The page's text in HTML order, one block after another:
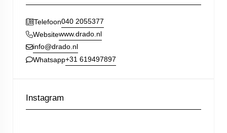
Telefoon040 2055377
Websitewww.drado.nl
info@drado.nl
Whatsapp+31 619497897
Instagram